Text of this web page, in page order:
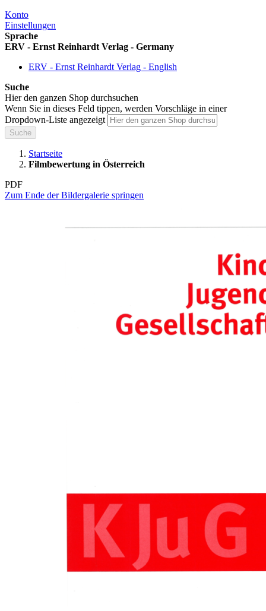
Konto
Einstellungen
Sprache
ERV - Ernst Reinhardt Verlag - Germany
ERV - Ernst Reinhardt Verlag - English
Suche
Hier den ganzen Shop durchsuchen
Wenn Sie in dieses Feld tippen, werden Vorschläge in einer
Dropdown-Liste angezeigt
Suche
Startseite
Filmbewertung in Österreich
PDF
Zum Ende der Bildergalerie springen
Filmbewertung in Österreich
Digitale Ausgabe